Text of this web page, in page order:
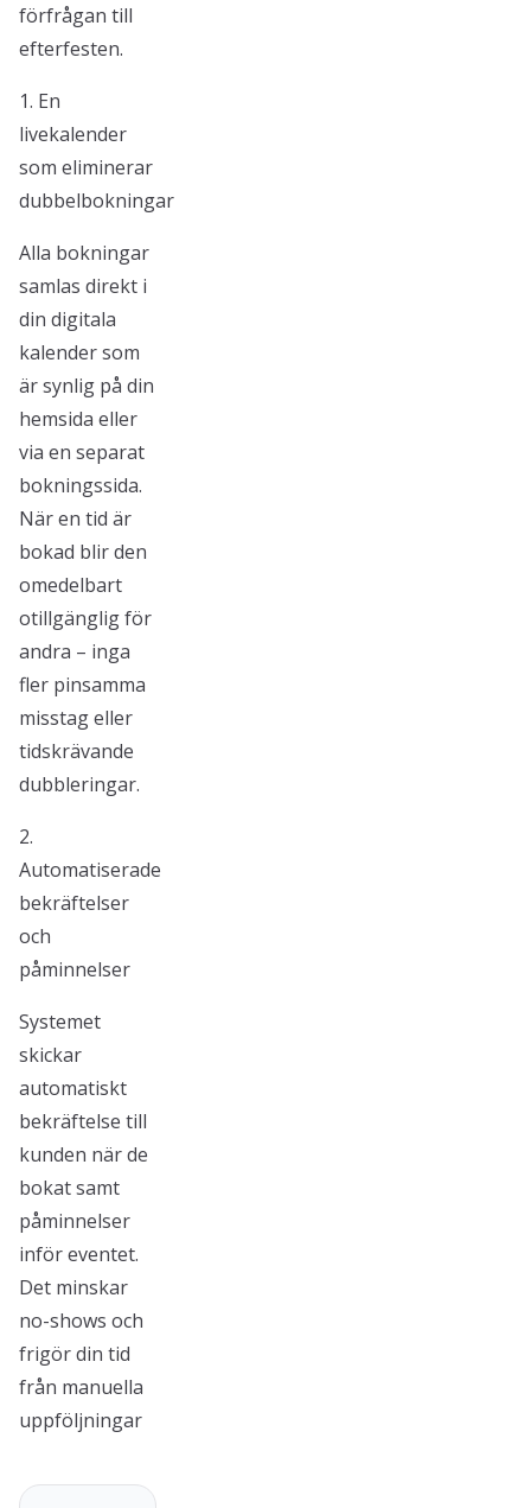
förfrågan till
efterfesten.
1. En
livekalender
som eliminerar
dubbelbokningar
Alla bokningar
samlas direkt i
din digitala
kalender som
är synlig på din
hemsida eller
via en separat
bokningssida.
När en tid är
bokad blir den
omedelbart
otillgänglig för
andra – inga
fler pinsamma
misstag eller
tidskrävande
dubbleringar.
2.
Automatiserade
bekräftelser
och
påminnelser
Systemet
skickar
automatiskt
bekräftelse till
kunden när de
bokat samt
påminnelser
inför eventet.
Det minskar
no-shows och
frigör din tid
från manuella
uppföljningar